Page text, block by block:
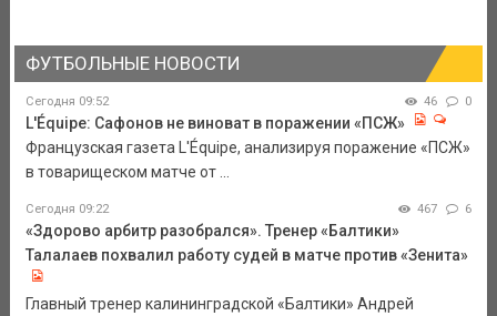
ФУТБОЛЬНЫЕ НОВОСТИ
Сегодня 09:52 46 0
L'Équipe: Сафонов не виноват в поражении «ПСЖ»
Французская газета L'Équipe, анализируя поражение «ПСЖ»
в товарищеском матче от ...
Сегодня 09:22 467 6
«Здорово арбитр разобрался». Тренер «Балтики»
Талалаев похвалил работу судей в матче против «Зенита»
Главный тренер калининградской «Балтики» Андрей